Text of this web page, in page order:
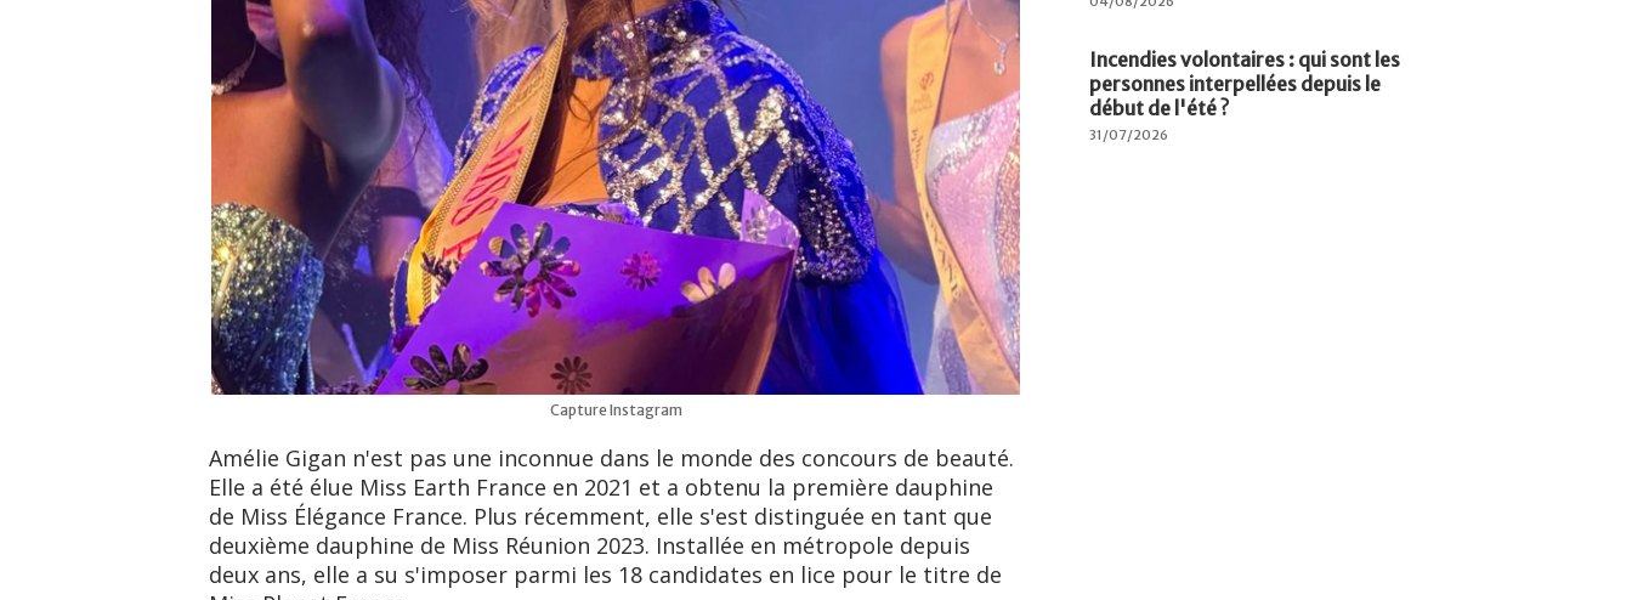
Capture Instagram
Amélie Gigan n'est pas une inconnue dans le monde des concours de beauté.
Elle a été élue Miss Earth France en 2021 et a obtenu la première dauphine
de Miss Élégance France. Plus récemment, elle s'est distinguée en tant que
deuxième dauphine de Miss Réunion 2023. Installée en métropole depuis
deux ans, elle a su s'imposer parmi les 18 candidates en lice pour le titre de
Incendies volontaires : qui sont les
personnes interpellées depuis le
début de l'été ?
31/07/2026